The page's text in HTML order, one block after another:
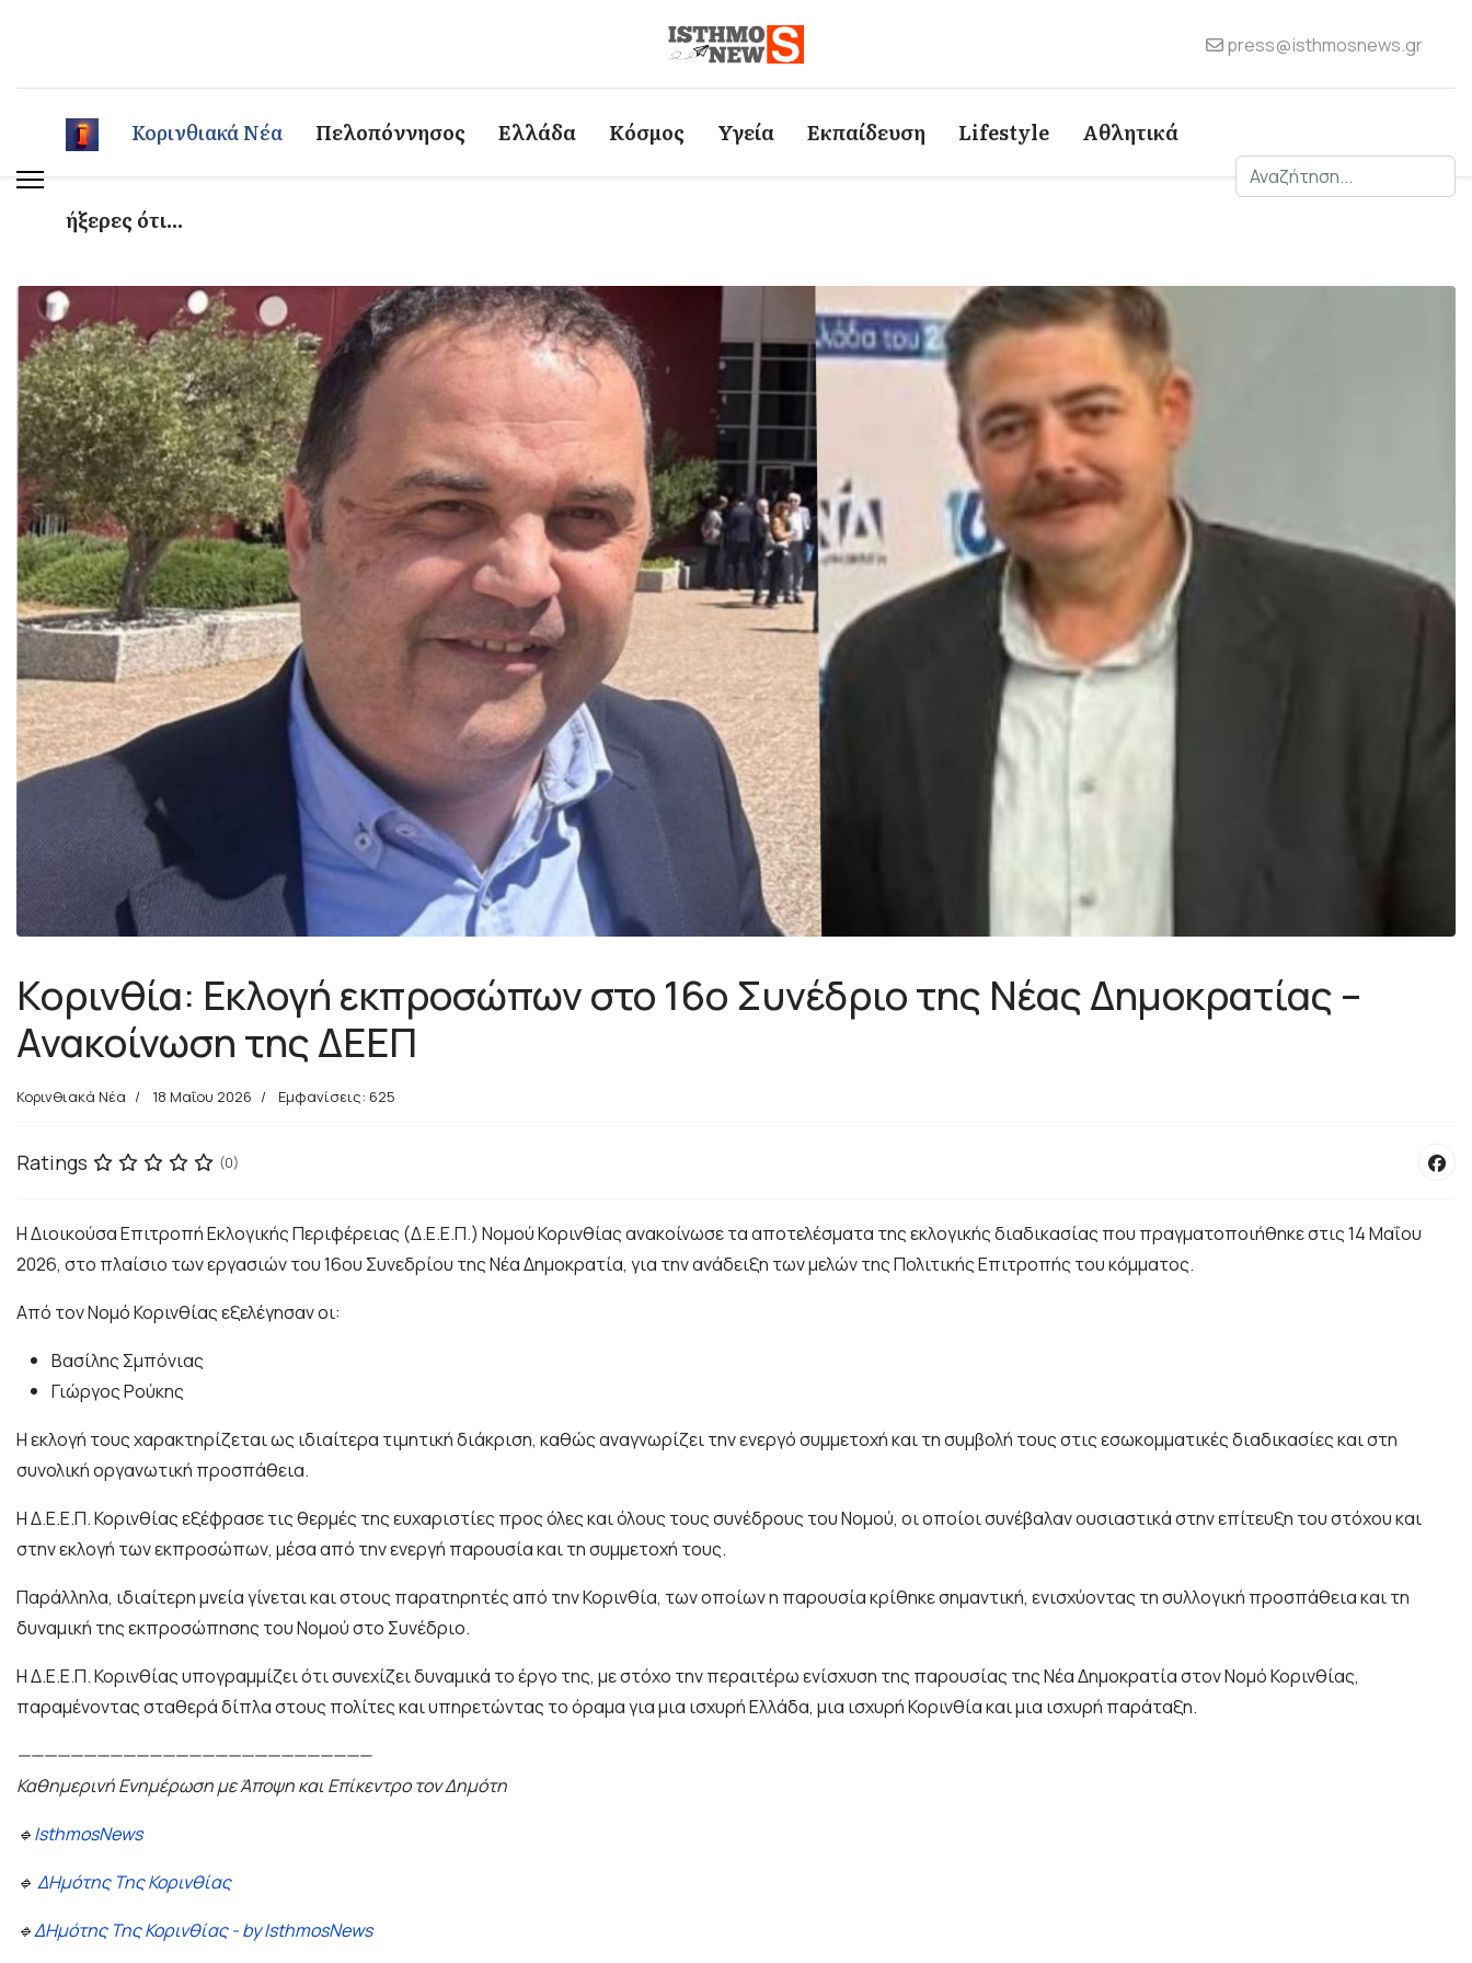
press@isthmosnews.gr
Κορινθιακά Νέα Πελοπόννησος Ελλάδα Κόσμος Υγεία Εκπαίδευση Lifestyle Αθλητικά
ήξερες ότι...
Αναζήτηση
Κορινθία: Εκλογή εκπροσώπων στο 16ο Συνέδριο της Νέας Δημοκρατίας –
Ανακοίνωση της ΔΕΕΠ
Κορινθιακά Νέα 18 Μαΐου 2026 Εμφανίσεις: 625
Ratings (0)
Η Διοικούσα Επιτροπή Εκλογικής Περιφέρειας (Δ.Ε.Ε.Π.) Νομού Κορινθίας ανακοίνωσε τα αποτελέσματα της εκλογικής διαδικασίας που πραγματοποιήθηκε στις 14 Μαΐου
2026, στο πλαίσιο των εργασιών του 16ου Συνεδρίου της Νέα Δημοκρατία, για την ανάδειξη των μελών της Πολιτικής Επιτροπής του κόμματος.
Από τον Νομό Κορινθίας εξελέγησαν οι:
Βασίλης Σμπόνιας
Γιώργος Ρούκης
Η εκλογή τους χαρακτηρίζεται ως ιδιαίτερα τιμητική διάκριση, καθώς αναγνωρίζει την ενεργό συμμετοχή και τη συμβολή τους στις εσωκομματικές διαδικασίες και στη
συνολική οργανωτική προσπάθεια.
Η Δ.Ε.Ε.Π. Κορινθίας εξέφρασε τις θερμές της ευχαριστίες προς όλες και όλους τους συνέδρους του Νομού, οι οποίοι συνέβαλαν ουσιαστικά στην επίτευξη του στόχου και
στην εκλογή των εκπροσώπων, μέσα από την ενεργή παρουσία και τη συμμετοχή τους.
Παράλληλα, ιδιαίτερη μνεία γίνεται και στους παρατηρητές από την Κορινθία, των οποίων η παρουσία κρίθηκε σημαντική, ενισχύοντας τη συλλογική προσπάθεια και τη
δυναμική της εκπροσώπησης του Νομού στο Συνέδριο.
Η Δ.Ε.Ε.Π. Κορινθίας υπογραμμίζει ότι συνεχίζει δυναμικά το έργο της, με στόχο την περαιτέρω ενίσχυση της παρουσίας της Νέα Δημοκρατία στον Νομό Κορινθίας,
παραμένοντας σταθερά δίπλα στους πολίτες και υπηρετώντας το όραμα για μια ισχυρή Ελλάδα, μια ισχυρή Κορινθία και μια ισχυρή παράταξη.
———————————————————————————
Καθημερινή Ενημέρωση με Άποψη και Επίκεντρο τον Δημότη
🔹IsthmosNews
🔹 ΔΗμότης Της Κορινθίας
🔹ΔΗμότης Της Κορινθίας - by IsthmosNews